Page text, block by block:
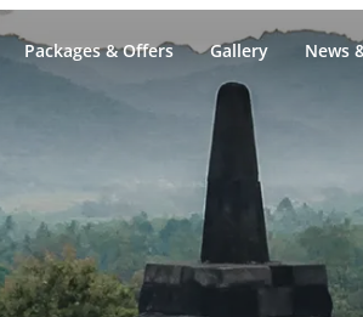
Packages & Offers Gallery News